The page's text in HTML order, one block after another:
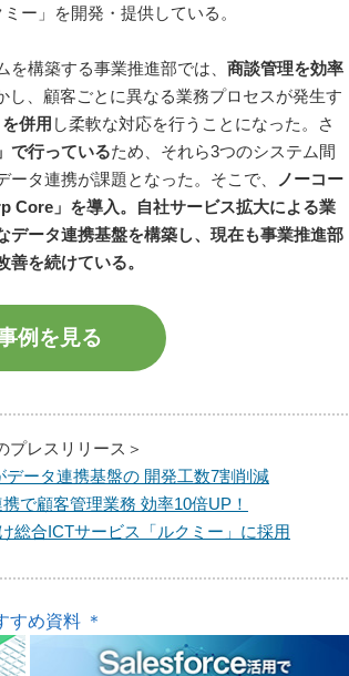
ー」を開発・提供している。
構築する事業推進部では、 商談管理を効率
し、顧客ごとに異なる業務プロセスが発生す
併用 し柔軟な対応を行うことになった。さ
で行っているため、それら3つのシステム間
タ連携が課題となった。そこで、
ノーコー
Core」を導入。自社サービス拡大による業
データ連携基盤を構築し、現在も事業推進部
を続けている。
例を見る
プレスリリース＞
ータ連携基盤の 開発工数7割削減
で顧客管理業務 効率10倍UP！
総合ICTサービス「ルクミー」に採用
すめ資料 ＊